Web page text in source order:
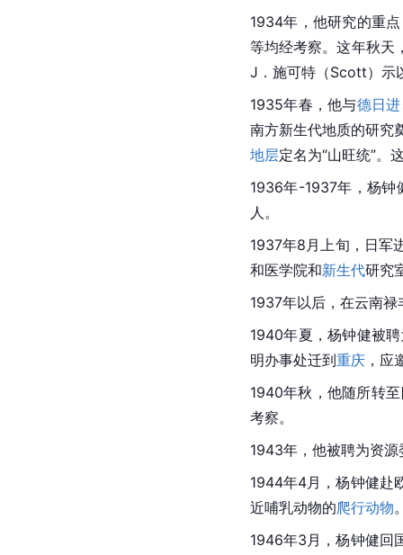
1934年，他研究的重
等均经考察。这年秋天
J．施可特（Scott）示
1935年春，他与德日进
南方新生代地质的研究
地层定名为“山旺统”。
1936年-1937年，杨钟
人。
1937年8月上旬，日军
和医学院和新生代研究
1937年以后，在云南
1940年夏，杨钟健被
明办事处迁到重庆 ，应
1940年秋，他随所转
考察。
1943年，他被聘为资
1944年4月，杨钟健赴
近哺乳动物的爬行动物
1946年3月，杨钟健回